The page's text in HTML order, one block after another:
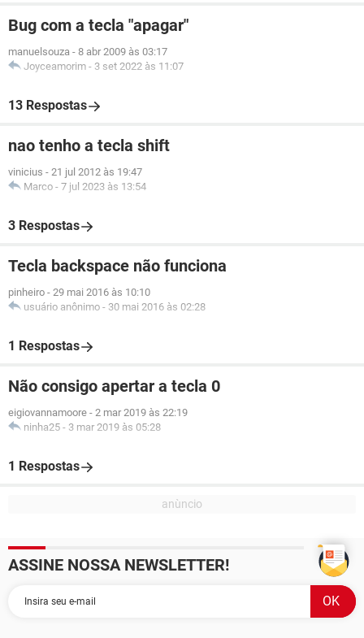
Bug com a tecla "apagar"
manuelsouza - 8 abr 2009 às 03:17
Joyceamorim - 3 set 2022 às 11:07
13 Respostas
nao tenho a tecla shift
vinicius - 21 jul 2012 às 19:47
Marco - 7 jul 2023 às 13:54
3 Respostas
Tecla backspace não funciona
pinheiro - 29 mai 2016 às 10:10
usuário anônimo - 30 mai 2016 às 02:28
1 Respostas
Não consigo apertar a tecla 0
eigiovannamoore - 2 mar 2019 às 22:19
ninha25 - 3 mar 2019 às 05:28
1 Respostas
ASSINE NOSSA NEWSLETTER!